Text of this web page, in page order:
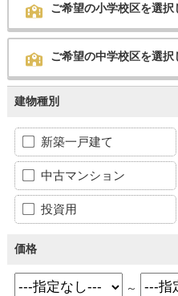
ご希望の小学校区を選択
ご希望の中学校区を選択
建物種別
新築一戸建て
中古マンション
投資用
価格
～